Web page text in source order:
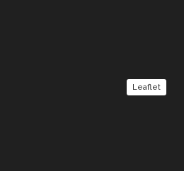
Leaflet